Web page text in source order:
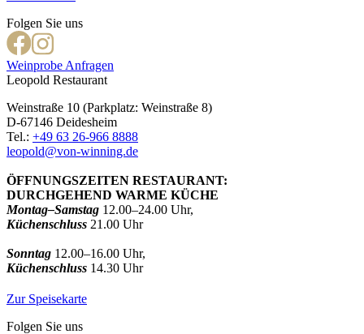
Folgen Sie uns
Weinprobe Anfragen
Leopold Restaurant
Weinstraße 10 (Parkplatz: Weinstraße 8)
D-67146 Deidesheim
Tel.: +49 63 26-966 8888
leopold@von-winning.de
ÖFFNUNGSZEITEN RESTAURANT:
DURCHGEHEND WARME KÜCHE
Montag–Samstag 12.00–24.00 Uhr,
Küchenschluss 21.00 Uhr
Sonntag 12.00–16.00 Uhr,
Küchenschluss 14.30 Uhr
Zur Speisekarte
Folgen Sie uns